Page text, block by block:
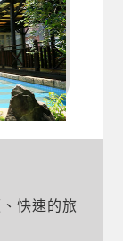
快速的旅